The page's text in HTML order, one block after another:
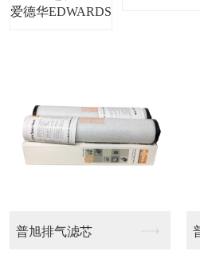
爱德华EDWARDS
滤器 莱宝排气滤芯